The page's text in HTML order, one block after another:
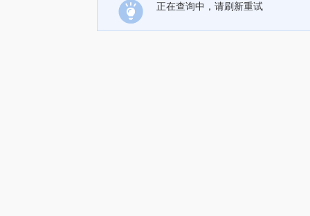
正在查询中，请刷新重试